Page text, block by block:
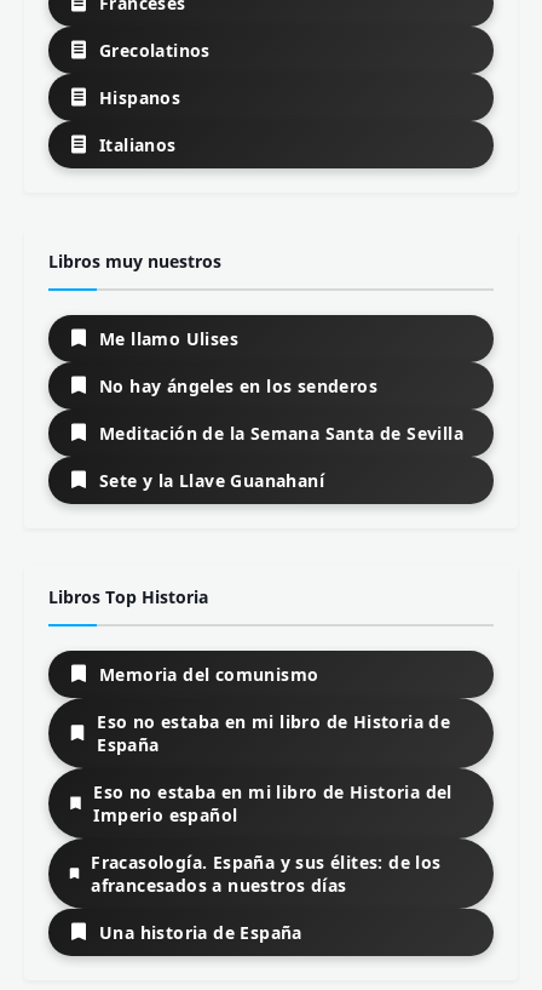
Grecolatinos
Hispanos
Italianos
Libros muy nuestros
Me llamo Ulises
No hay ángeles en los senderos
Meditación de la Semana Santa de Sevilla
Sete y la Llave Guanahaní
Libros Top Historia
Memoria del comunismo
Eso no estaba en mi libro de Historia de
España
Eso no estaba en mi libro de Historia del
Imperio español
Fracasología. España y sus élites: de los
afrancesados a nuestros días
Una historia de España